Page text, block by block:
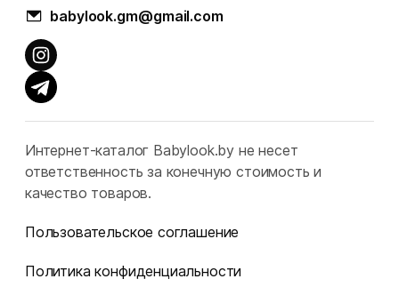
babylook.gm@gmail.com
Интернет-каталог Babylook.by не несет
ответственность за конечную стоимость и
качество товаров.
Пользовательское соглашение
Политика конфиденциальности